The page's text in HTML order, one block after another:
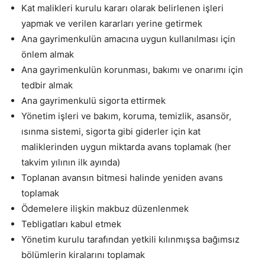
Kat malikleri kurulu kararı olarak belirlenen işleri
yapmak ve verilen kararları yerine getirmek
Ana gayrimenkulün amacına uygun kullanılması için
önlem almak
Ana gayrimenkulün korunması, bakımı ve onarımı için
tedbir almak
Ana gayrimenkulü sigorta ettirmek
Yönetim işleri ve bakım, koruma, temizlik, asansör,
ısınma sistemi, sigorta gibi giderler için kat
maliklerinden uygun miktarda avans toplamak (her
takvim yılının ilk ayında)
Toplanan avansın bitmesi halinde yeniden avans
toplamak
Ödemelere ilişkin makbuz düzenlenmek
Tebligatları kabul etmek
Yönetim kurulu tarafından yetkili kılınmışsa bağımsız
bölümlerin kiralarını toplamak